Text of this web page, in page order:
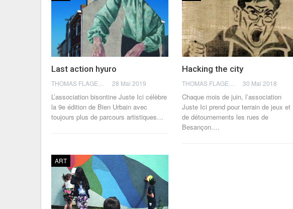
Last action hyuro
28 Mai 2019
L’association bisontine Juste Ici célèbre
la 9e édition de Bien Urbain avec
toujours plus de parcours artistiques…
Hacking the city
30 Mai 2018
Chaque mois de juin, l’association
Juste Ici prend pour terrain de jeux et
de détournements les rues de
Besançon.…
ART